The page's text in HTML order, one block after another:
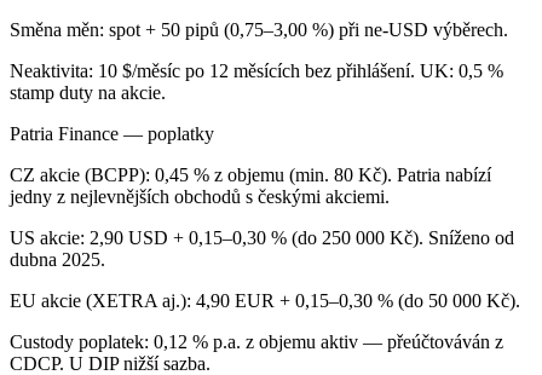
Směna měn: spot + 50 pipů (0,75–3,00 %) při ne-USD výběrech.
Neaktivita: 10 $/měsíc po 12 měsících bez přihlášení. UK: 0,5 %
stamp duty na akcie.
Patria Finance — poplatky
CZ akcie (BCPP): 0,45 % z objemu (min. 80 Kč). Patria nabízí
jedny z nejlevnějších obchodů s českými akciemi.
US akcie: 2,90 USD + 0,15–0,30 % (do 250 000 Kč). Sníženo od
dubna 2025.
EU akcie (XETRA aj.): 4,90 EUR + 0,15–0,30 % (do 50 000 Kč).
Custody poplatek: 0,12 % p.a. z objemu aktiv — přeúčtováván z
CDCP. U DIP nižší sazba.